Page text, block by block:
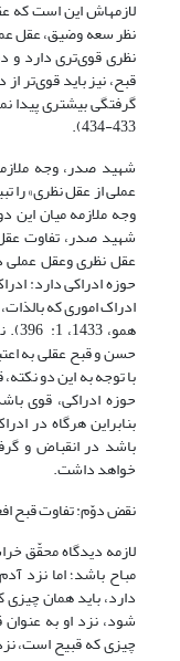
لازمه‏اش این است که
نظر سعه وضیق، عقل
نظری قوی‌ترى دارد
قبح، نیز باید قوی‌تر
گرفتگی بیشتری پیدا
433-434).
شهید صدر، وجه
عملی از عقل نظری» را
وجه ملازمه میان این
شهید صدر، تفاوت
عقل نظری وعقل عملی
حوزه ادراکی دارد:
حسن و قبح عقلى به
با توجه به این دو
حوزه ادراکی، قوی
بنابراین هرگاه در
باشد در انقباض و
خواهد داشت.
نقض دوّم: تفاوت قبح
لازمه دیدگاه محقّق
مباح باشد؛ اما نزد
دارد، باید همان
شود، نزد او به
چیزى که قبیح است،